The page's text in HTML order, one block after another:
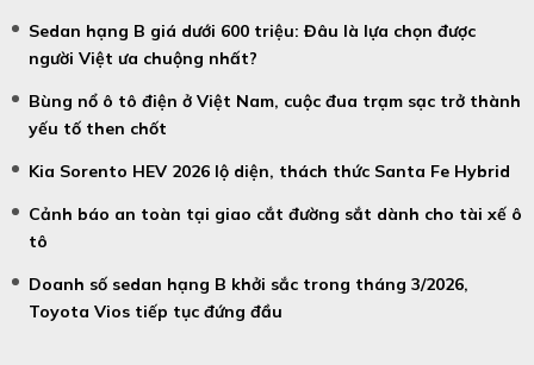
Sedan hạng B giá dưới 600 triệu: Đâu là lựa chọn được
người Việt ưa chuộng nhất?
Bùng nổ ô tô điện ở Việt Nam, cuộc đua trạm sạc trở thành
yếu tố then chốt
Kia Sorento HEV 2026 lộ diện, thách thức Santa Fe Hybrid
Cảnh báo an toàn tại giao cắt đường sắt dành cho tài xế ô
tô
Doanh số sedan hạng B khởi sắc trong tháng 3/2026,
Toyota Vios tiếp tục đứng đầu